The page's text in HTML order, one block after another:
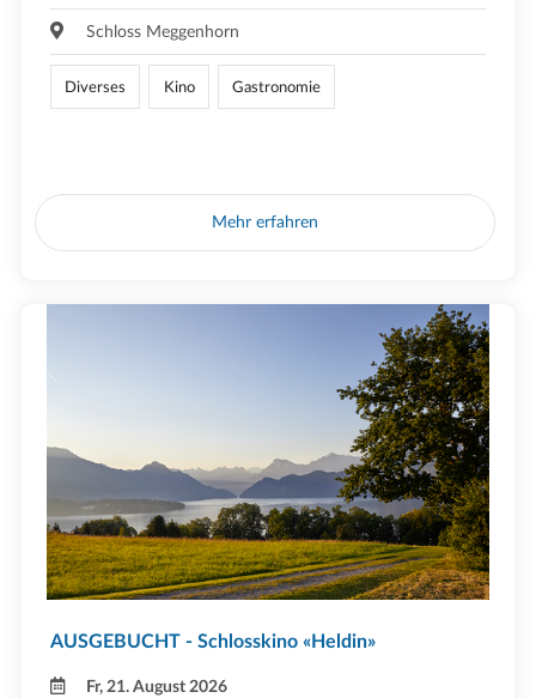
Schloss Meggenhorn
Diverses Kino Gastronomie
Mehr erfahren
AUSGEBUCHT - Schlosskino «Heldin»
Fr, 21. August 2026